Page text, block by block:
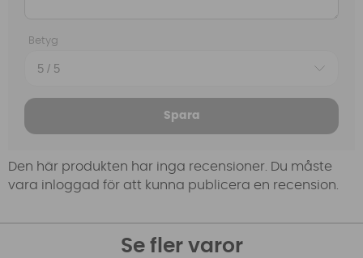
Betyg
Spara
Den här produkten har inga recensioner. Du måste
vara inloggad för att kunna publicera en recension.
Se fler varor